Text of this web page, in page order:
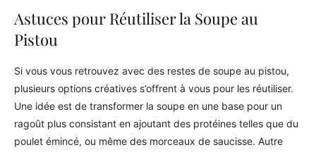
Astuces pour Réutiliser la Soupe au
Pistou
Si vous vous retrouvez avec des restes de soupe au pistou,
plusieurs options créatives s’offrent à vous pour les réutiliser.
Une idée est de transformer la soupe en une base pour un
ragoût plus consistant en ajoutant des protéines telles que du
poulet émincé, ou même des morceaux de saucisse. Autre